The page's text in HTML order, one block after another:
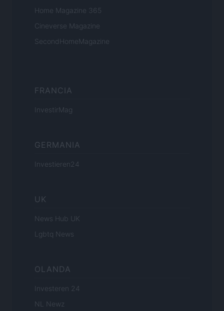
Home Magazine 365
Cineverse Magazine
SecondHomeMagazine
FRANCIA
InvestirMag
GERMANIA
Investieren24
UK
News Hub UK
Lgbtq News
OLANDA
Investeren 24
NL Newz